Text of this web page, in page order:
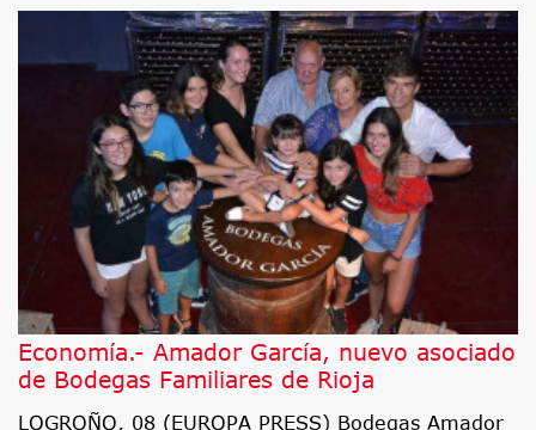
Economía.- Amador García, nuevo asociado
de Bodegas Familiares de Rioja
LOGROÑO, 08 (EUROPA PRESS) Bodegas Amador